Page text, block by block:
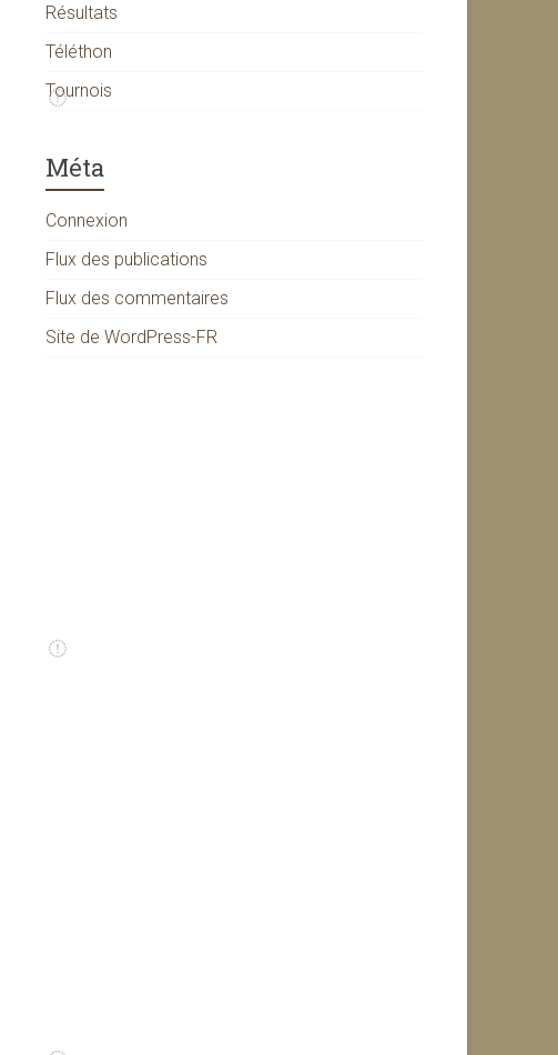
Résultats
Téléthon
Tournois
Méta
Connexion
Flux des publications
Flux des commentaires
Site de WordPress-FR